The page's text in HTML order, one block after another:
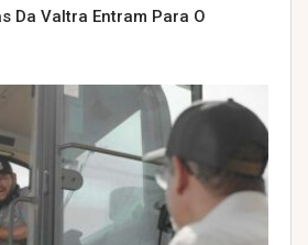
Da Valtra Entram Para O